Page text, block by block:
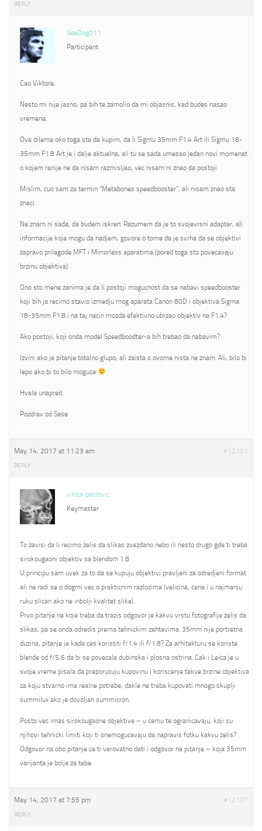
REPLY
SeaDog011
Participant
Cao Viktore,
Nesto mi nije jasno, pa bih te zamolio da mi objasnis, kad budes nasao
vremena.
Ova dilema oko toga sta da kupim, da li Sigmu 35mm F1.4 Art ili Sigmu 18-
35mm F1.8 Art je i dalje aktuelna, ali tu se sada umesao jedan novi momenat
o kojem ranije ne da nisam razmisljao, vec nisam ni znao da postoji.
Mislim, cuo sam za termin “Metabones speedbooster”, ali nisam znao sta
znaci.
Ne znam ni sada, da budem iskren. Razumem da je to svojevrsni adapter, ali
informacije koje mogu da nadjem, govore o tome da je svrha da se objektivi
zapravo prilagode MFT i Mirrorless aparatima (pored toga sto povecavaju
brzinu objektiva).
Ono sto mene zanima je da li postoji mogucnost da se nabavi speedbooster
koji bih ja recimo stavio izmedju mog aparata Canon 80D i objektiva Sigma
18-35mm F1.8 i na taj nacin mozda efektivno ubrzao objektiv na F1.4?
Ako postoji, koji onda model Speedboodter-a bih trebao da nabavim?
Izvini ako je pitanje totalno glupo, ali zaista o ovome nista ne znam. Ali, bilo bi
lepo ako bi to bilo moguce
Hvala unapred.
Pozdrav od Sase
May 14, 2017 at 11:23 am #12101
REPLY
viktor pavlovic
Keymaster
To zavisi da li recimo zelis da slikas zvezdano nebo ili nesto drugo gde ti treba
sirokougaoni objektiv sa blendom 1.8
U principu sam uvek za to da se kupuju objektivi pravljeni za odredjeni format
ali ne radi se o dogmi vec o prakticnim razlozima (velicina, cena i u najmanju
ruku slican ako ne inbolji kvalitet slike).
Prvo pitanje na koje treba da trazis odgovor je kakvu vrstu fotografije zelis da
slikas, pa se onda odredis prema tehnickim zahtevima. 35mm nije portretna
duzina, pitanje je kada ces koristiti f/1.4 ili f/1.8? Za arhitekturu se koriste
blende od f/5,6 da bi se povecala dubinska i plosna ostrina. Cak i Leica je u
svoje vreme pisala da preporucuju kupovinu i koriscenje takve brzine objektiva
za koju stvarno ima realne potrebe, dakle ne treba kupovati mnogo skuplji
summilux ako je dovoljan summicron.
Posto vec imas sirokougaone objektive – u cemu te ogranicavaju, koji su
njihovi tehnicki limiti koji ti onemogucavaju da napravis fotku kakvu zelis?
Odgovor na obo pitanje ce ti verovatno dati i odgovor na pitanje – koja 35mm
varijanta je bolja za tebe.
May 14, 2017 at 7:55 pm #12107
REPLY